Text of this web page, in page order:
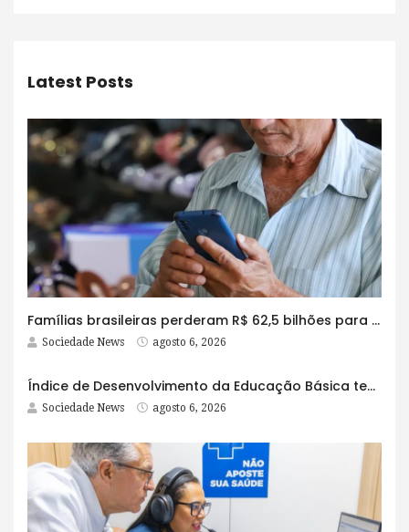
Latest Posts
Famílias brasileiras perderam R$ 62,5 bilhões para bets em 2025
Sociedade News agosto 6, 2026
Índice de Desenvolvimento da Educação Básica tem elevação em todas as etapas
Sociedade News agosto 6, 2026